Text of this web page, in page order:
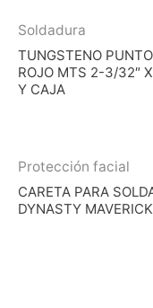
Soldadura
TUNGSTENO PUNTO
ROJO MTS 2-3/32″
Y CAJA
Protección facial
CARETA PARA
DYNASTY MAVERICK